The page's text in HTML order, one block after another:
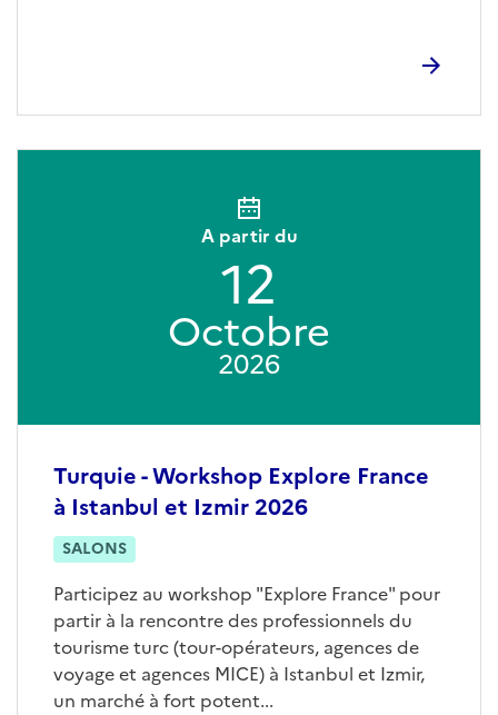
Turquie - Workshop Explore France
à Istanbul et Izmir 2026
SALONS
Participez au workshop "Explore France" pour
partir à la rencontre des professionnels du
tourisme turc (tour-opérateurs, agences de
voyage et agences MICE) à Istanbul et Izmir,
un marché à fort potent...
A partir du
12
Octobre
2026